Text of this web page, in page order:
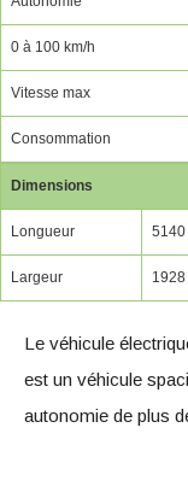
0 à 100 km/h
Vitesse max
Consommation
Dimensions
Longueur 5140
Largeur
Le véhicule
est un véhicule
autonomie de plus